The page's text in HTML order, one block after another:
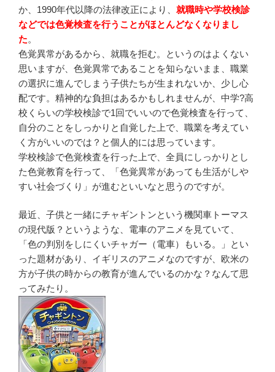
か、1990年代以降の法律改正により、 就職時や学校検診
などでは色覚検査を行うことがほとんどなくなりまし
た。
色覚異常があるから、就職を拒む。というのはよくない
思いますが、色覚異常であることを知らないまま、職業
の選択に進んでしまう子供たちが生まれないか、少し心
配です。精神的な負担はあるかもしれませんが、中学?高
校くらいの学校検診で1回でいいので色覚検査を行って、
自分のことをしっかりと自覚した上で、職業を考えてい
く方がいいのでは？と個人的には思っています。
学校検診で色覚検査を行った上で、全員にしっかりとし
た色覚教育を行って、「色覚異常があっても生活がしや
すい社会づくり」が進むといいなと思うのですが。
最近、子供と一緒にチャギントンという機関車トーマス
の現代版？というような、電車のアニメを見ていて、
「色の判別をしにくいチャガー（電車）もいる。」とい
った題材があり、イギリスのアニメなのですが、欧米の
方が子供の時からの教育が進んでいるのかな？なんて思
ってみたり。